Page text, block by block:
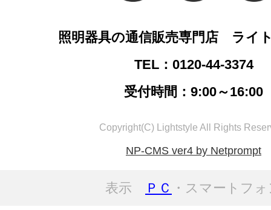
照明器具の通信販売専門店 ライ
TEL：0120-44-3374
受付時間：9:00～16:00
Copyright(C) Lightstyle All Rights
NP-CMS ver4 by Netprompt
表示 ＰＣ ・スマートフ